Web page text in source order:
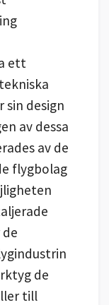
ett
sin design
av dessa
av de
flygbolag
de
till